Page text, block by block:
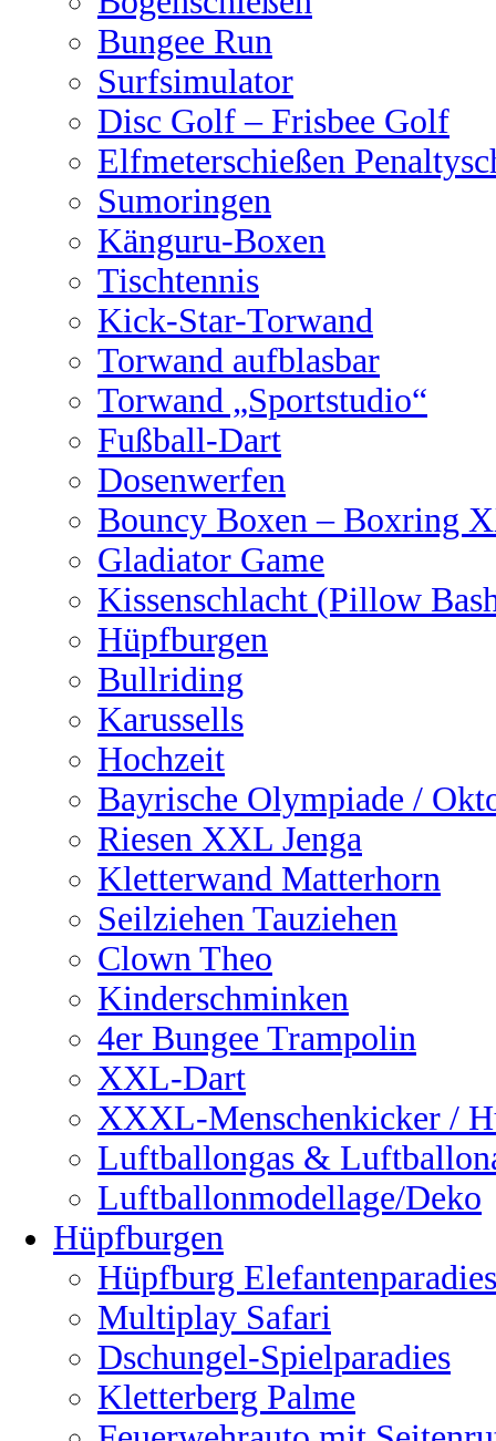
Bungee Run
Surfsimulator
Disc Golf – Frisbee Golf
Elfmeterschießen
Sumoringen
Känguru-Boxen
Tischtennis
Kick-Star-Torwand
Torwand aufblasbar
Torwand „Sportstudio“
Fußball-Dart
Dosenwerfen
Bouncy Boxen – Boxring
Gladiator Game
Kissenschlacht (Pillow
Hüpfburgen
Bullriding
Karussells
Hochzeit
Bayrische Olympiade /
Riesen XXL Jenga
Kletterwand Matterhorn
Seilziehen Tauziehen
Clown Theo
Kinderschminken
4er Bungee Trampolin
XXL-Dart
XXXL-Menschenkicker /
Luftballongas &
Luftballonmodellage/Deko
Hüpfburgen
Hüpfburg Elefantenparadies
Multiplay Safari
Dschungel-Spielparadies
Kletterberg Palme